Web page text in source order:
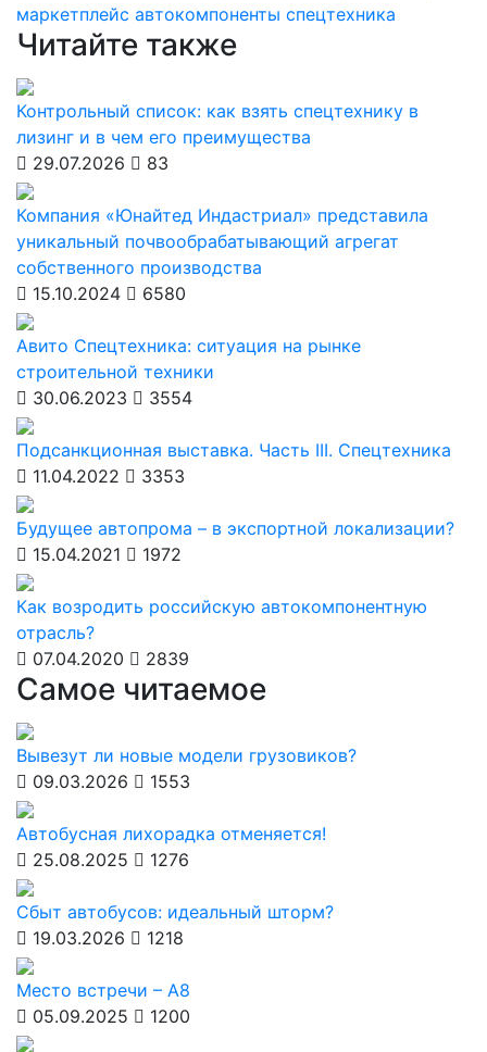
маркетплейс автокомпоненты спецтехника
Читайте также
Контрольный список: как взять спецтехнику в
лизинг и в чем его преимущества
29.07.2026
83
Компания «Юнайтед Индастриал» представила
уникальный почвообрабатывающий агрегат
собственного производства
15.10.2024
6580
Авито Спецтехника: ситуация на рынке
строительной техники
30.06.2023
3554
Подсанкционная выставка. Часть III. Спецтехника
11.04.2022
3353
Будущее автопрома – в экспортной локализации?
15.04.2021
1972
Как возродить российскую автокомпонентную
отрасль?
07.04.2020
2839
Самое читаемое
Вывезут ли новые модели грузовиков?
09.03.2026
1553
Автобусная лихорадка отменяется!
25.08.2025
1276
Сбыт автобусов: идеальный шторм?
19.03.2026
1218
Место встречи – А8
05.09.2025
1200